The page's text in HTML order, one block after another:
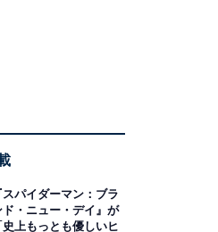
スパイダーマン：ブラ
ド・ニュー・デイ』が
史上もっとも優しいヒ